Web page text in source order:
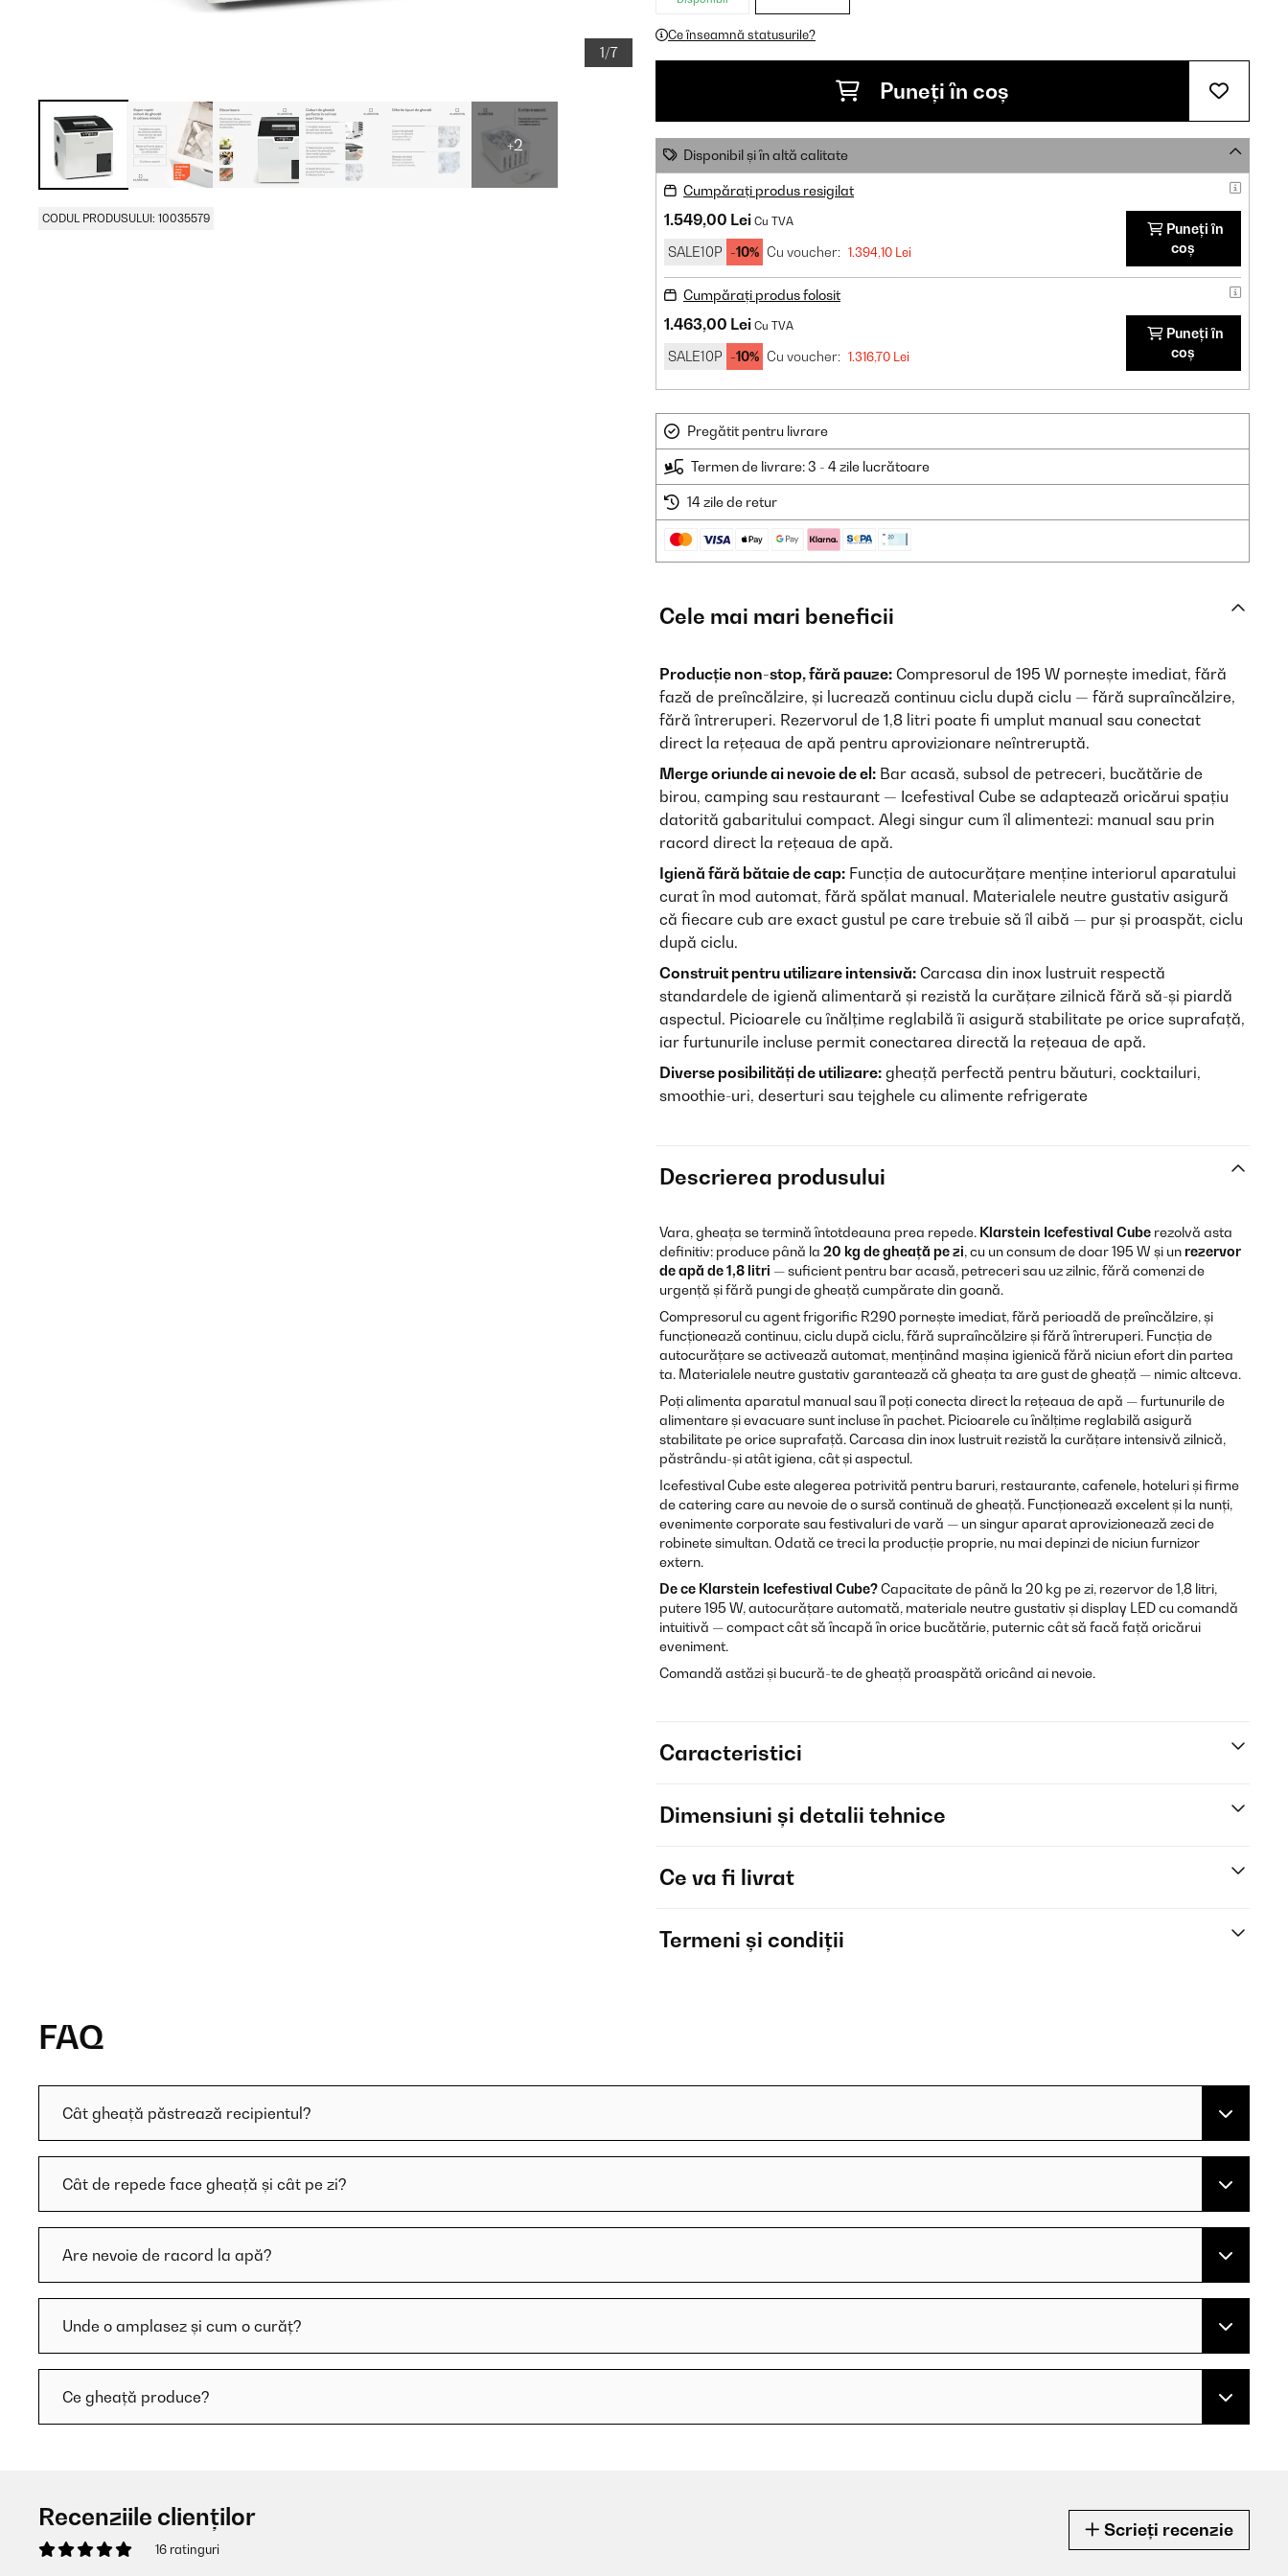
1/7
+2
CODUL PRODUSULUI: 10035579
Ce înseamnă statusurile?
Puneți în coș
Disponibil și în altă calitate
Cumpărați produs resigilat
1.549,00 Lei Cu TVA
SALE10P -10% Cu voucher: 1.394,10 Lei
Puneți în
coș
Cumpărați produs folosit
1.463,00 Lei Cu TVA
SALE10P -10% Cu voucher: 1.316,70 Lei
Puneți în
coș
Pregătit pentru livrare
Termen de livrare: 3 - 4 zile lucrătoare
14 zile de retur
Cele mai mari beneficii
Producție non-stop, fără pauze: Compresorul de 195 W pornește imediat, fără
fază de preîncălzire, și lucrează continuu ciclu după ciclu — fără supraîncălzire,
fără întreruperi. Rezervorul de 1,8 litri poate fi umplut manual sau conectat
direct la rețeaua de apă pentru aprovizionare neîntreruptă.
Merge oriunde ai nevoie de el: Bar acasă, subsol de petreceri, bucătărie de
birou, camping sau restaurant — Icefestival Cube se adaptează oricărui spațiu
datorită gabaritului compact. Alegi singur cum îl alimentezi: manual sau prin
racord direct la rețeaua de apă.
Igienă fără bătaie de cap: Funcția de autocurățare menține interiorul aparatului
curat în mod automat, fără spălat manual. Materialele neutre gustativ asigură
că fiecare cub are exact gustul pe care trebuie să îl aibă — pur și proaspăt, ciclu
după ciclu.
Construit pentru utilizare intensivă: Carcasa din inox lustruit respectă
standardele de igienă alimentară și rezistă la curățare zilnică fără să-și piardă
aspectul. Picioarele cu înălțime reglabilă îi asigură stabilitate pe orice suprafață,
iar furtunurile incluse permit conectarea directă la rețeaua de apă.
Diverse posibilități de utilizare: gheață perfectă pentru băuturi, cocktailuri,
smoothie-uri, deserturi sau tejghele cu alimente refrigerate
Descrierea produsului
Vara, gheața se termină întotdeauna prea repede. Klarstein Icefestival Cube rezolvă asta
definitiv: produce până la 20 kg de gheață pe zi, cu un consum de doar 195 W și un rezervor
de apă de 1,8 litri — suficient pentru bar acasă, petreceri sau uz zilnic, fără comenzi de
urgență și fără pungi de gheață cumpărate din goană.
Compresorul cu agent frigorific R290 pornește imediat, fără perioadă de preîncălzire, și
funcționează continuu, ciclu după ciclu, fără supraîncălzire și fără întreruperi. Funcția de
autocurățare se activează automat, menținând mașina igienică fără niciun efort din partea
ta. Materialele neutre gustativ garantează că gheața ta are gust de gheață — nimic altceva.
Poți alimenta aparatul manual sau îl poți conecta direct la rețeaua de apă — furtunurile de
alimentare și evacuare sunt incluse în pachet. Picioarele cu înălțime reglabilă asigură
stabilitate pe orice suprafață. Carcasa din inox lustruit rezistă la curățare intensivă zilnică,
păstrându-și atât igiena, cât și aspectul.
Icefestival Cube este alegerea potrivită pentru baruri, restaurante, cafenele, hoteluri și firme
de catering care au nevoie de o sursă continuă de gheață. Funcționează excelent și la nunți,
evenimente corporate sau festivaluri de vară — un singur aparat aprovizionează zeci de
robinete simultan. Odată ce treci la producție proprie, nu mai depinzi de niciun furnizor
extern.
De ce Klarstein Icefestival Cube?Capacitate de până la 20 kg pe zi, rezervor de 1,8 litri,
putere 195 W, autocurățare automată, materiale neutre gustativ și display LED cu comandă
intuitivă — compact cât să încapă în orice bucătărie, puternic cât să facă față oricărui
eveniment.
Comandă astăzi și bucură-te de gheață proaspătă oricând ai nevoie.
Caracteristici
Dimensiuni și detalii tehnice
Ce va fi livrat
Termeni și condiții
FAQ
Cât gheață păstrează recipientul?
Cât de repede face gheață și cât pe zi?
Are nevoie de racord la apă?
Unde o amplasez și cum o curăț?
Ce gheață produce?
Recenziile clienților
16 ratinguri
Scrieți recenzie